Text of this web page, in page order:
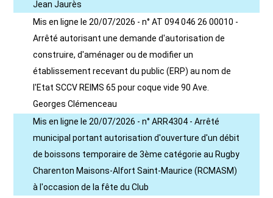
Jean Jaurès
Mis en ligne le 20/07/2026 - n° AT 094 046 26 00010 -
Arrêté autorisant une demande d'autorisation de
construire, d'aménager ou de modifier un
établissement recevant du public (ERP) au nom de
l'Etat SCCV REIMS 65 pour coque vide 90 Ave.
Georges Clémenceau
Mis en ligne le 20/07/2026 - n° ARR4304 - Arrêté
municipal portant autorisation d'ouverture d'un débit
de boissons temporaire de 3ème catégorie au Rugby
Charenton Maisons-Alfort Saint-Maurice (RCMASM)
à l'occasion de la fête du Club